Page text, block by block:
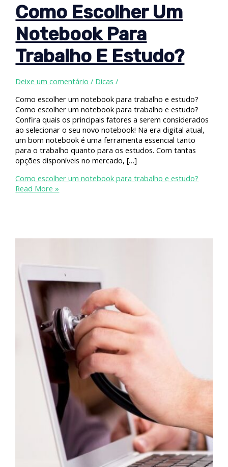
Como Escolher Um
Notebook Para
Trabalho E Estudo?
Deixe um comentário / Dicas /
Como escolher um notebook para trabalho e estudo?
Como escolher um notebook para trabalho e estudo?
Confira quais os principais fatores a serem considerados
ao selecionar o seu novo notebook! Na era digital atual,
um bom notebook é uma ferramenta essencial tanto
para o trabalho quanto para os estudos. Com tantas
opções disponíveis no mercado, […]
Como escolher um notebook para trabalho e estudo?
Read More »